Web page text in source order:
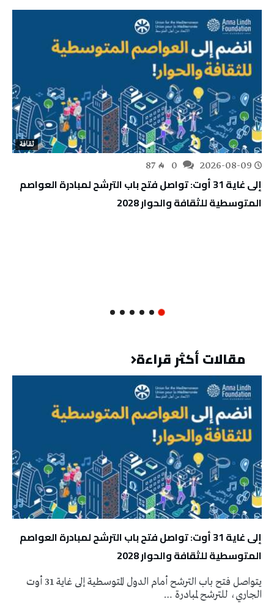
ثقافة
2026-08-09
87
إلى غاية 31 أوت: تواصل فتح باب الترشح لمبادرة العواصم
المتوسطية للثقافة والحوار 2028
مقالات أكثر قراءة
إلى غاية 31 أوت: تواصل فتح باب الترشح لمبادرة العواصم
المتوسطية للثقافة والحوار 2028
يتواصل فتح باب الترشح أمام الدول المتوسطية إلى غاية 31 أوت
الجاري، للترشح لمبادرة …